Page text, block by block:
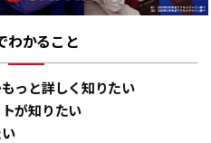
わかること
っと詳しく知りたい
が知りたい